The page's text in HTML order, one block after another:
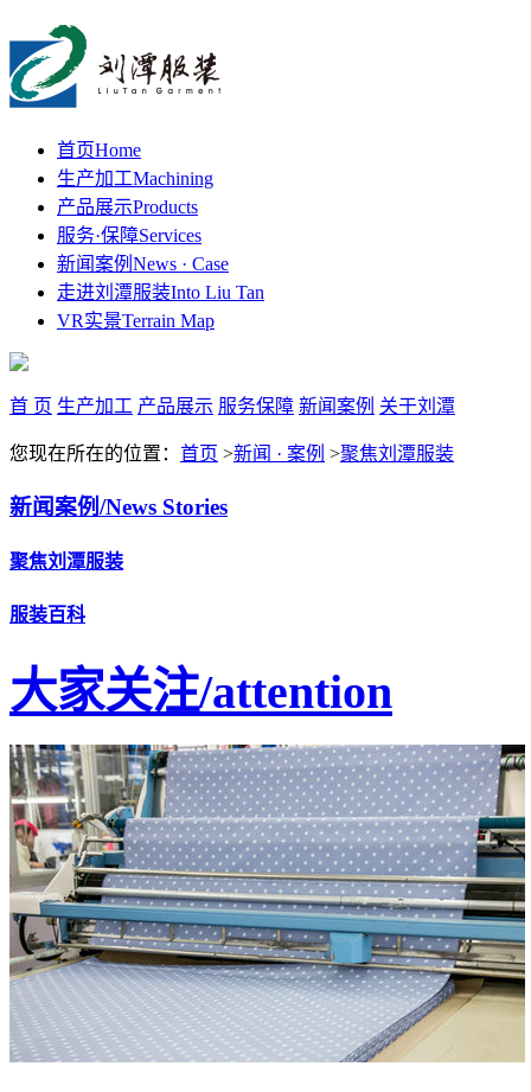
首页Home
生产加工Machining
产品展示Products
服务·保障Services
新闻案例 News · Case
走进刘潭服装Into Liu Tan
VR实景Terrain Map
首 页 生产加工 产品展示 服务保障 新闻案例 关于刘潭
您现在所在的位置： 首页 >新闻 · 案例 >聚焦刘潭服装
新闻案例/News Stories
聚焦刘潭服装
服装百科
大家关注/attention